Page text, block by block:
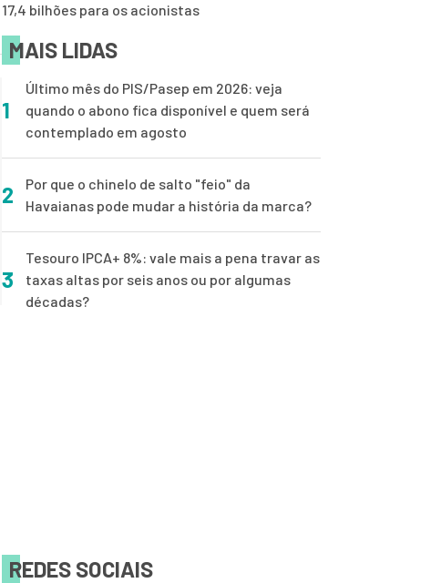
17,4 bilhões para os acionistas
MAIS LIDAS
1
Último mês do PIS/Pasep em 2026: veja
quando o abono fica disponível e quem será
contemplado em agosto
2
Por que o chinelo de salto "feio" da
Havaianas pode mudar a história da marca?
3
Tesouro IPCA+ 8%: vale mais a pena travar as
taxas altas por seis anos ou por algumas
décadas?
REDES SOCIAIS